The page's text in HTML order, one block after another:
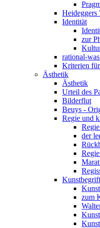
Heideggers
Identität
zur
rational-
Kriterien
Ästhetik
Ästhetik
Urteil des
Bilderflut
Beuys -
Regie und
der
zum